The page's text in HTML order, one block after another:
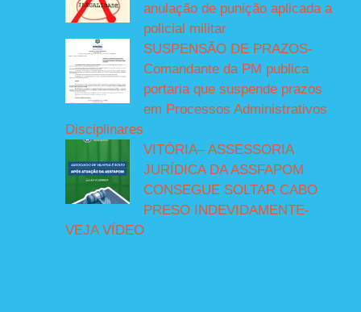
anulação de punição aplicada a
policial militar
SUSPENSÃO DE PRAZOS-
Comandante da PM publica
portaria que suspende prazos
em Processos Administrativos
Disciplinares
VITÓRIA– ASSESSORIA
JURÍDICA DA ASSFAPOM
CONSEGUE SOLTAR CABO
PRESO INDEVIDAMENTE-
VEJA VÍDEO